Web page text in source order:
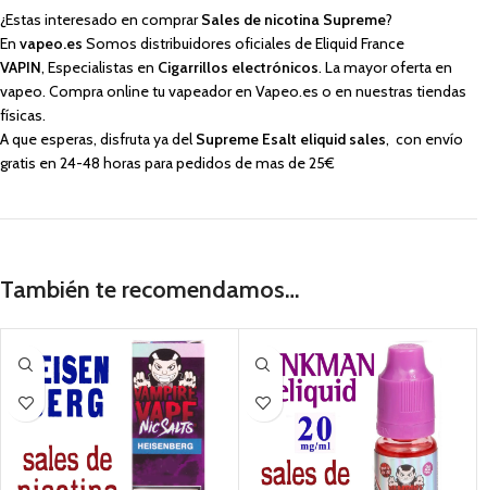
¿Estas interesado en comprarSales de nicotina Supreme?
En vapeo.es Somos distribuidores oficiales de Eliquid France
VAPIN, Especialistas en Cigarrillos electrónicos. La mayor oferta en
vapeo. Compra online tu vapeador en Vapeo.es o en nuestras tiendas
físicas.
A que esperas, disfruta ya del Supreme Esalt eliquid sales, con envío
gratis en 24-48 horas para pedidos de mas de 25€
También te recomendamos…